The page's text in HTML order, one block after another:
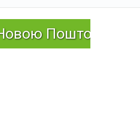
Поштою від 2999